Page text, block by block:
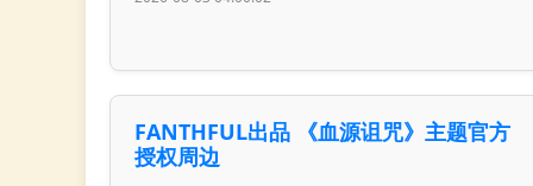
FANTHFUL出品 《血源诅咒》主题官方
授权周边